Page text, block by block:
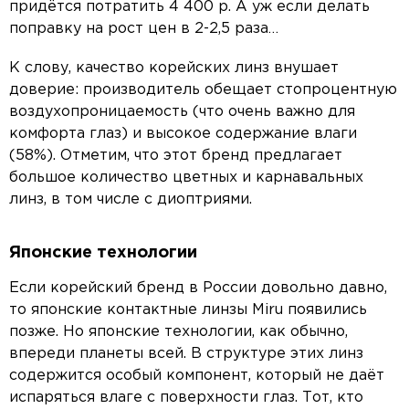
придётся потратить 4 400 р. А уж если делать
поправку на рост цен в 2-2,5 раза…
К слову, качество корейских линз внушает
доверие: производитель обещает стопроцентную
воздухопроницаемость (что очень важно для
комфорта глаз) и высокое содержание влаги
(58%). Отметим, что этот бренд предлагает
большое количество цветных и карнавальных
линз, в том числе с диоптриями.
Японские технологии
Если корейский бренд в России довольно давно,
то японские контактные линзы Miru появились
позже. Но японские технологии, как обычно,
впереди планеты всей. В структуре этих линз
содержится особый компонент, который не даёт
испаряться влаге с поверхности глаз. Тот, кто